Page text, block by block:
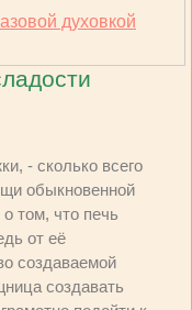
духовкой
- сколько всего
обыкновенной
том, что печь
от её
создаваемой
создавать